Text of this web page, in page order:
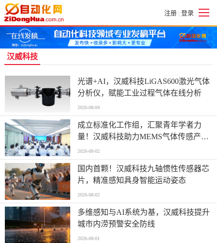
注册 | 登录
汉威科技
光谱+AI，汉威科技LiGAS600激光气体
分析仪，赋能工业过程气体在线分析
2026-08-04
成立标准化工作组，汇聚青年学者力
量！汉威科技助力MEMS气体传感产业
发展
2026-08-02
国内首颗！汉威科技九轴惯性传感器芯
片，精准感知具身智能运动姿态
2026-08-02
多维感知与AI系统为基，汉威科技提升
城市内涝预警安全防线
2026-08-01